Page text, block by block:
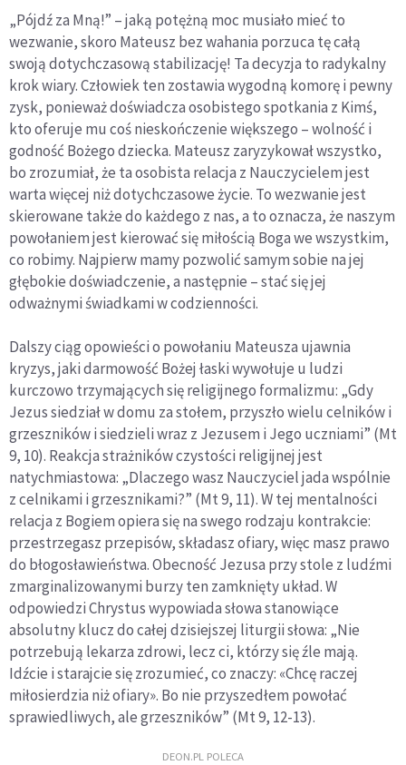
„Pójdź za Mną!” – jaką potężną moc musiało mieć to
wezwanie, skoro Mateusz bez wahania porzuca tę całą
swoją dotychczasową stabilizację! Ta decyzja to radykalny
krok wiary. Człowiek ten zostawia wygodną komorę i pewny
zysk, ponieważ doświadcza osobistego spotkania z Kimś,
kto oferuje mu coś nieskończenie większego – wolność i
godność Bożego dziecka. Mateusz zaryzykował wszystko,
bo zrozumiał, że ta osobista relacja z Nauczycielem jest
warta więcej niż dotychczasowe życie. To wezwanie jest
skierowane także do każdego z nas, a to oznacza, że naszym
powołaniem jest kierować się miłością Boga we wszystkim,
co robimy. Najpierw mamy pozwolić samym sobie na jej
głębokie doświadczenie, a następnie – stać się jej
odważnymi świadkami w codzienności.
Dalszy ciąg opowieści o powołaniu Mateusza ujawnia
kryzys, jaki darmowość Bożej łaski wywołuje u ludzi
kurczowo trzymających się religijnego formalizmu: „Gdy
Jezus siedział w domu za stołem, przyszło wielu celników i
grzeszników i siedzieli wraz z Jezusem i Jego uczniami” (Mt
9, 10). Reakcja strażników czystości religijnej jest
natychmiastowa: „Dlaczego wasz Nauczyciel jada wspólnie
z celnikami i grzesznikami?” (Mt 9, 11). W tej mentalności
relacja z Bogiem opiera się na swego rodzaju kontrakcie:
przestrzegasz przepisów, składasz ofiary, więc masz prawo
do błogosławieństwa. Obecność Jezusa przy stole z ludźmi
zmarginalizowanymi burzy ten zamknięty układ. W
odpowiedzi Chrystus wypowiada słowa stanowiące
absolutny klucz do całej dzisiejszej liturgii słowa: „Nie
potrzebują lekarza zdrowi, lecz ci, którzy się źle mają.
Idźcie i starajcie się zrozumieć, co znaczy: «Chcę raczej
miłosierdzia niż ofiary». Bo nie przyszedłem powołać
sprawiedliwych, ale grzeszników” (Mt 9, 12-13).
DEON.PL POLECA